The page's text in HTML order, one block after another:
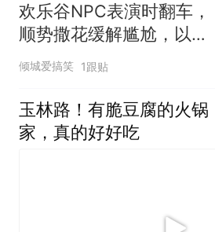
欢乐谷NPC表演时翻车，
顺势撒花缓解尴尬，以为
她会重新拿个盆！
倾城爱搞笑 1跟贴
玉林路！有脆豆腐的火
家，真的好好吃